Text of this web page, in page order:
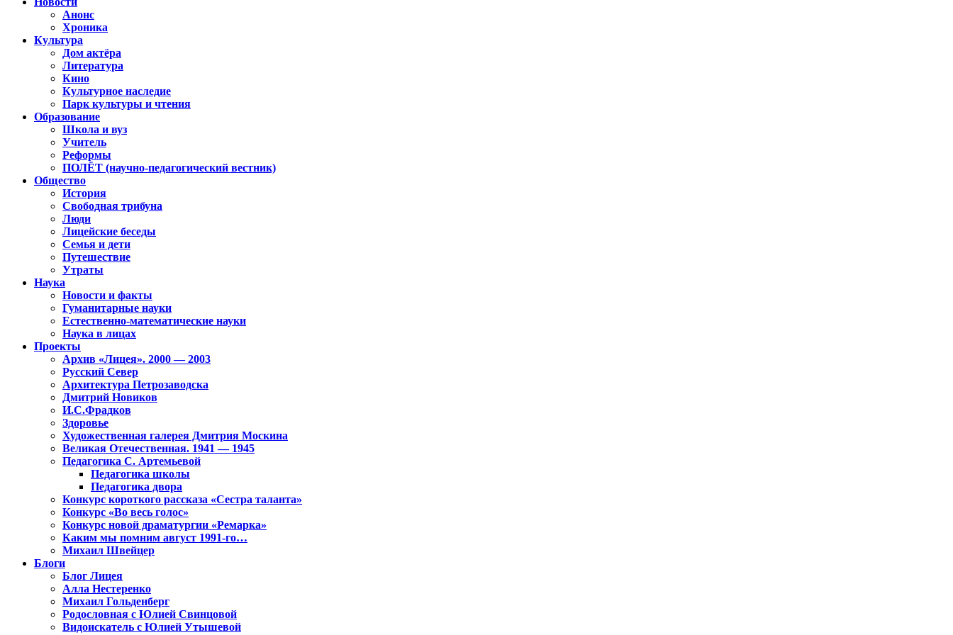
Анонс
Хроника
Культура
Дом актёра
Литература
Кино
Культурное наследие
Парк культуры и чтения
Образование
Школа и вуз
Учитель
Реформы
ПОЛЁТ (научно-педагогический вестник)
Общество
История
Свободная трибуна
Люди
Лицейские беседы
Семья и дети
Путешествие
Утраты
Наука
Новости и факты
Гуманитарные науки
Естественно-математические науки
Наука в лицах
Проекты
Архив «Лицея». 2000 — 2003
Русский Север
Архитектура Петрозаводска
Дмитрий Новиков
И.С.Фрадков
Здоровье
Художественная галерея Дмитрия Москина
Великая Отечественная. 1941 — 1945
Педагогика С. Артемьевой
Педагогика школы
Педагогика двора
Конкурс короткого рассказа «Сестра таланта»
Конкурс «Во весь голос»
Конкурс новой драматургии «Ремарка»
Каким мы помним август 1991-го…
Михаил Швейцер
Блоги
Блог Лицея
Алла Нестеренко
Михаил Гольденберг
Родословная с Юлией Свинцовой
Видоискатель с Юлией Утышевой